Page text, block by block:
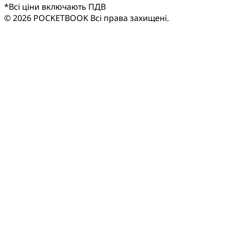
*Всі ціни включають ПДВ
© 2026 POCKETBOOK Всі права захищені.